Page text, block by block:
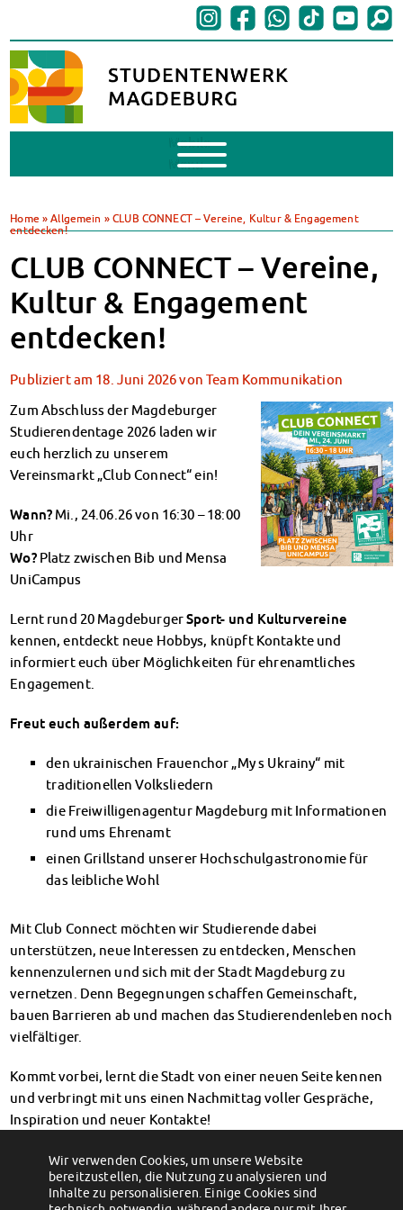
Mobile
Menu
BAföG beantragen
BAföG-FAQs
Dokumente
BAföG-Sprechstunden
Kredite & Stipendien
AnsprechpartnerInnen
Mensen & Cafeterien
Klimabewusst essen
Mensa-FAQs
CampusCatering
MensaFeedback
Wohnheime im Überblick
Wohnheime in Magdeburg
Wohnheimantrag & -service
MIT einander – FÜR einander
Wohnheimtutoren
Schadensmeldung
Dokumente
Soziales & Beratung
Finanzierungsberatung
Rückerstattung Semesterbeitrag
PsychoSoziale Beratung
Kursangebote
Rechtsberatung
Chatberatung
FAQs Soziales & Beratung
Dokumente
AnsprechpartnerInnen
Kultur & Internationales
Wohnen für Internationals
IKUS und InterKultiTreff
Kulturförderung
KreativWorkshops
Magdeburger Studierendentage
AnsprechpartnerInnen
Home »Allgemein »CLUB CONNECT – Vereine, Kultur & Engagement
entdecken!
CLUB CONNECT – Vereine,
Kultur & Engagement
entdecken!
Publiziert am 18. Juni 2026von Team Kommunikation
Zum Abschluss der Magdeburger
Studierendentage 2026 laden wir
euch herzlich zu unserem
Vereinsmarkt „Club Connect“ ein!
Wann?Mi., 24.06.26 von 16:30 – 18:00
Uhr
Wo?Platz zwischen Bib und Mensa
UniCampus
Lernt rund 20 MagdeburgerSport- und Kulturvereine
kennen, entdeckt neue Hobbys, knüpft Kontakte und
informiert euch über Möglichkeiten für ehrenamtliches
Engagement.
Freut euch außerdem auf:
den ukrainischen Frauenchor „My s Ukrainy“ mit
traditionellen Volksliedern
die Freiwilligenagentur Magdeburg mit Informationen
rund ums Ehrenamt
einen Grillstand unserer Hochschulgastronomie für
das leibliche Wohl
Mit Club Connect möchten wir Studierende dabei
unterstützen, neue Interessen zu entdecken, Menschen
kennenzulernen und sich mit der Stadt Magdeburg zu
vernetzen. Denn Begegnungen schaffen Gemeinschaft,
bauen Barrieren ab und machen das Studierendenleben noch
vielfältiger.
Kommt vorbei, lernt die Stadt von einer neuen Seite kennen
und verbringt mit uns einen Nachmittag voller Gespräche,
Inspiration und neuer Kontakte!
Wir freuen uns auf euch!
Dein FSJ in unserer Kita CampusKids!
Mit dem Flexsemester dein Studium
flexibel gestalten!
Wir verwenden Cookies, um unsere Website
bereitzustellen, die Nutzung zu analysieren und
Inhalte zu personalisieren. Einige Cookies sind